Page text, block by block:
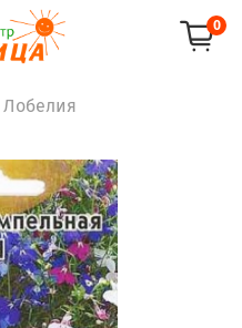
0
Лобелия